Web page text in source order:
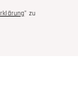
" zu